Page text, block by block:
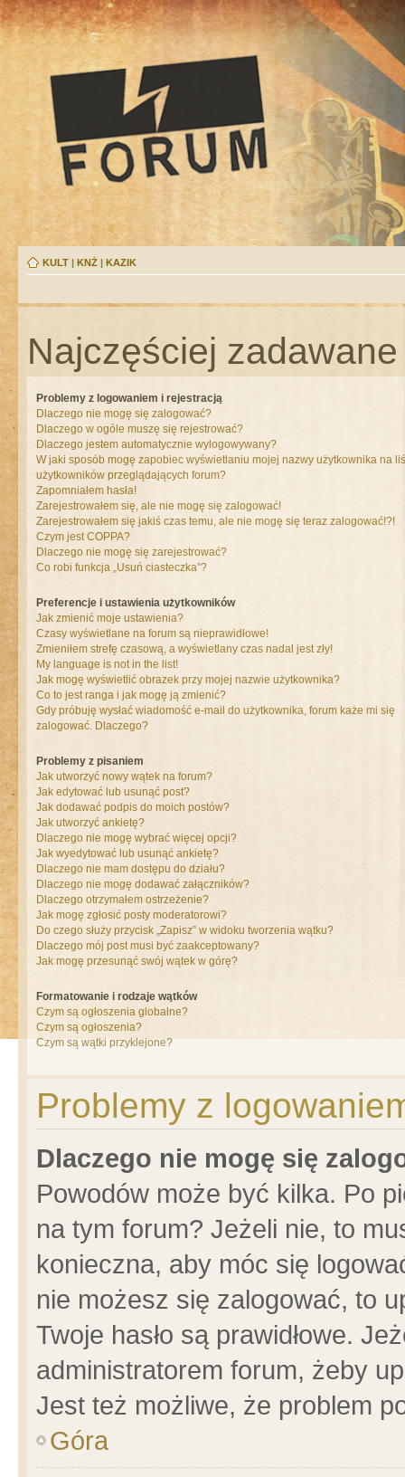
KULT | KNŻ | KAZIK
Najczęściej
Problemy z logowaniem i rejestracją
Dlaczego nie mogę się zalogować?
Dlaczego w ogóle muszę się rejestrować?
Dlaczego jestem automatycznie wylogowywany?
W jaki sposób mogę zapobiec wyświetlaniu mojej nazwy użytkownika na
użytkowników przeglądających forum?
Zapomniałem hasła!
Zarejestrowałem się, ale nie mogę się zalogować!
Zarejestrowałem się jakiś czas temu, ale nie mogę się teraz zalogować!?!
Czym jest COPPA?
Dlaczego nie mogę się zarejestrować?
Co robi funkcja „Usuń ciasteczka”?
Preferencje i ustawienia użytkowników
Jak zmienić moje ustawienia?
Czasy wyświetlane na forum są nieprawidłowe!
Zmieniłem strefę czasową, a wyświetlany czas nadal jest zły!
My language is not in the list!
Jak mogę wyświetlić obrazek przy mojej nazwie użytkownika?
Co to jest ranga i jak mogę ją zmienić?
Gdy próbuję wysłać wiadomość e-mail do użytkownika, forum każe mi się
zalogować. Dlaczego?
Problemy z pisaniem
Jak utworzyć nowy wątek na forum?
Jak edytować lub usunąć post?
Jak dodawać podpis do moich postów?
Jak utworzyć ankietę?
Dlaczego nie mogę wybrać więcej opcji?
Jak wyedytować lub usunąć ankietę?
Dlaczego nie mam dostępu do działu?
Dlaczego nie mogę dodawać załączników?
Dlaczego otrzymałem ostrzeżenie?
Jak mogę zgłosić posty moderatorowi?
Do czego służy przycisk „Zapisz” w widoku tworzenia wątku?
Dlaczego mój post musi być zaakceptowany?
Jak mogę przesunąć swój wątek w górę?
Formatowanie i rodzaje wątków
Czym są ogłoszenia globalne?
Czym są ogłoszenia?
Czym są wątki przyklejone?
Problemy z
Dlaczego nie mogę się
Powodów może być kilka. Po
na tym forum? Jeżeli nie, to
konieczna, aby móc się
nie możesz się zalogować, to
Twoje hasło są prawidłowe.
administratorem forum, żeby
Jest też możliwe, że problem
Góra